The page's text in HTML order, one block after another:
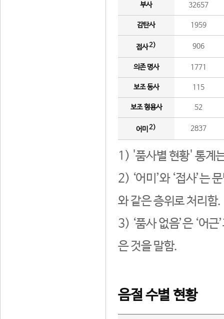
부사 32657
감탄사 1959
접사2) 906
의존 명사 1771
보조 동사 115
보조 형용사 52
어미 2) 2837
1) '품사별 현황' 통계
2) ‘어미’와 ‘접사’는
와 같은 층위로 처리함.
3) ‘품사 없음’은 ‘어
은 것을 말함.
음절 수별 현황